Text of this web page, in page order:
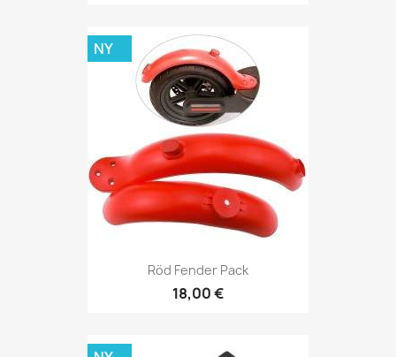
Röd Fender Pack
18,00 €
NY